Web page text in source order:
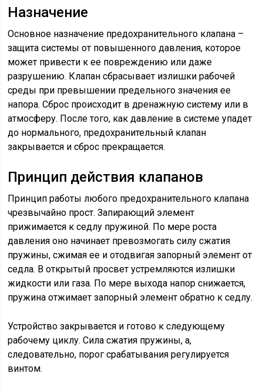
Назначение
Основное назначение предохранительного клапана –
защита системы от повышенного давления, которое
может привести к ее повреждению или даже
разрушению. Клапан сбрасывает излишки рабочей
среды при превышении предельного значения ее
напора. Сброс происходит в дренажную систему или в
атмосферу. После того, как давление в системе упадет
до нормального, предохранительный клапан
закрывается и сброс прекращается.
Принцип действия клапанов
Принцип работы любого предохранительного клапана
чрезвычайно прост. Запирающий элемент
прижимается к седлу пружиной. По мере роста
давления оно начинает превозмогать силу сжатия
пружины, сжимая ее и отодвигая запорный элемент от
седла. В открытый просвет устремляются излишки
жидкости или газа. По мере выхода напор снижается,
пружина отжимает запорный элемент обратно к седлу.
Устройство закрывается и готово к следующему
рабочему циклу. Сила сжатия пружины, а,
следовательно, порог срабатывания регулируется
винтом.